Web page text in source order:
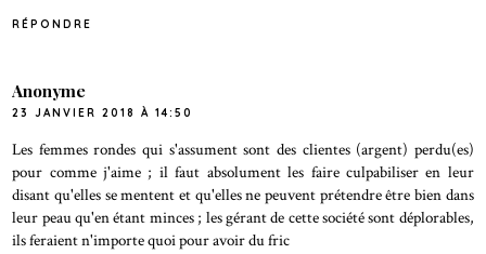
RÉPONDRE
Anonyme
23 JANVIER 2018 À 14:50
Les femmes rondes qui s'assument sont des clientes (argent) perdu(es)
pour comme j'aime ; il faut absolument les faire culpabiliser en leur
disant qu'elles se mentent et qu'elles ne peuvent prétendre être bien dans
leur peau qu'en étant minces ; les gérant de cette société sont déplorables,
ils feraient n'importe quoi pour avoir du fric